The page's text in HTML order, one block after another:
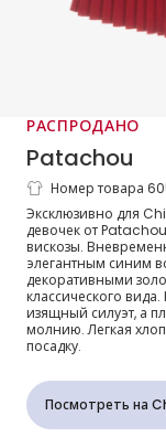
РАСПРОДАНО
Patachou
Платье
отделками
Номер товара
Эксклюзивно для
девочек от
вискозы.
элегантным синим
декоративными
классического
изящный силуэт, а
молнию. Легкая
посадку.
Посмотреть на